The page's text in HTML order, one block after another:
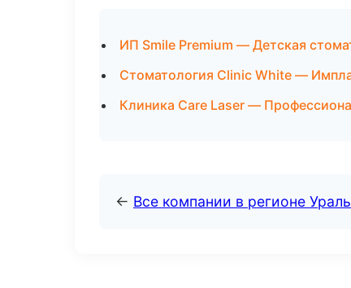
ИП Smile Premium — Детская
Стоматология Clinic White —
Клиника Care Laser —
← Все компании в регионе